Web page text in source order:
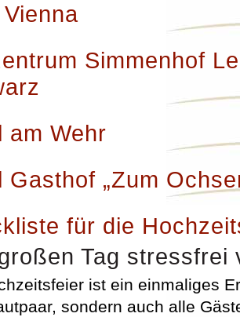
Simmenhof
am Wehr
Gasthof „Zum
für die
Tag stressfrei
ist ein einmaliges
sondern auch alle